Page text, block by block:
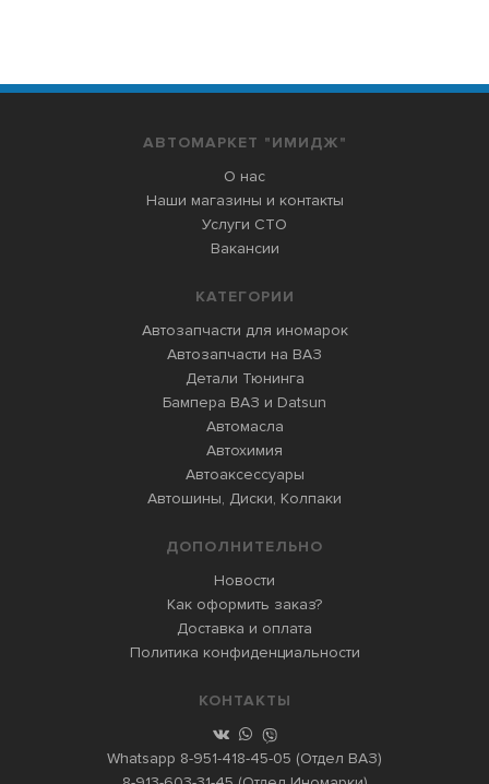
АВТОМАРКЕТ "ИМИДЖ"
О нас
Наши магазины и контакты
Услуги СТО
Вакансии
КАТЕГОРИИ
Автозапчасти для иномарок
Автозапчасти на ВАЗ
Детали Тюнинга
Бампера ВАЗ и Datsun
Автомасла
Автохимия
Автоаксессуары
Автошины, Диски, Колпаки
ДОПОЛНИТЕЛЬНО
Новости
Как оформить заказ?
Доставка и оплата
Политика конфиденциальности
КОНТАКТЫ
Whatsapp 8-951-418-45-05 (Отдел ВАЗ)